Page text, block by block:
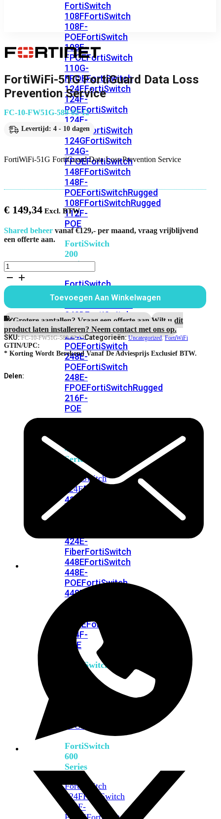
FortiSwitch
108FFortiSwitch
108F-
POEFortiSwitch
108F-
FPOEFortiSwitch
110G-
FPOEFortiSwitch
124FFortiSwitch
124F-
POEFortiSwitch
124F-
FPOEFortiSwitch
124GFortiSwitch
124G-
FPOEFortiSwitch
148FFortiSwitch
148F-
POEFortiSwitchRugged
108FFortiSwitchRugged
112F-
POE
FortiSwitch
200
Series
FortiSwitch
224D-
FPOE
248DFortiSwitch
224E
Fortiswitch
224E-
POEFortiSwitch
248E-
POEFortiSwitch
248E-
FPOEFortiSwitchRugged
216F-
POE
400
Series
FortiSwitch
424EFortiSwitch
424E-
424E-
FiberFortiSwitch
448EFortiSwitch
448E-
POEFortiSwitch
448E-
FPOE
FPOEFortiSwitchRugged
424F-
POE
FortiSwitch
FPOE
FortiSwitch
600
Series
FortiSwitch
624FFortiSwitch
624F-
FPOEFortiSwitch
FortiWiFi-51G FortiGuard Data Loss
Prevention Service
FC-10-FW51G-589-02-12
Levertijd: 4 - 10 dagen
FortiWiFi-51G FortiGuard Data Loss Prevention Service
€ 149,34
Shared beheer vanaf €129,- per maand, vraag vrijblijvend
een offerte aan.
FortiWiFi-
51G
FortiGuard
Data
Loss
Prevention
Service
aantal
Toevoegen Aan Winkelwagen
Grotere aantallen? Vraag een offerte aan.Wilt u dit
product laten installeren? Neem contact met ons op.
SKU:FC-10-FW51G-589-02-12Categorieën:Uncategorized,FortiWiFi
GTIN/UPC:
* Korting Wordt Berekend Vanaf De Adviesprijs Exclusief BTW.
Delen: